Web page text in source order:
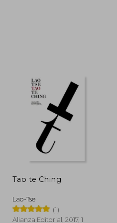
dcto.
Tao te Ching
Lao-Tse
(1)
Alianza Editorial, 2017, 1